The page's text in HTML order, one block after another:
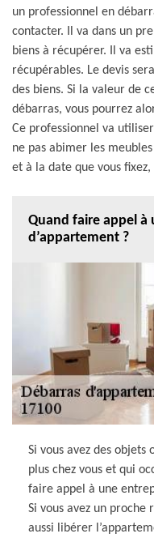
un professionnel en
contacter. Il va dans un
biens à récupérer. Il va
récupérables. Le devis
des biens. Si la valeur de
débarras, vous pourrez
Ce professionnel va
ne pas abimer les
et à la date que vous
Quand faire appel à
d’appartement ?
Si vous avez des objets
plus chez vous et qui
faire appel à une
Si vous avez un proche
aussi libérer